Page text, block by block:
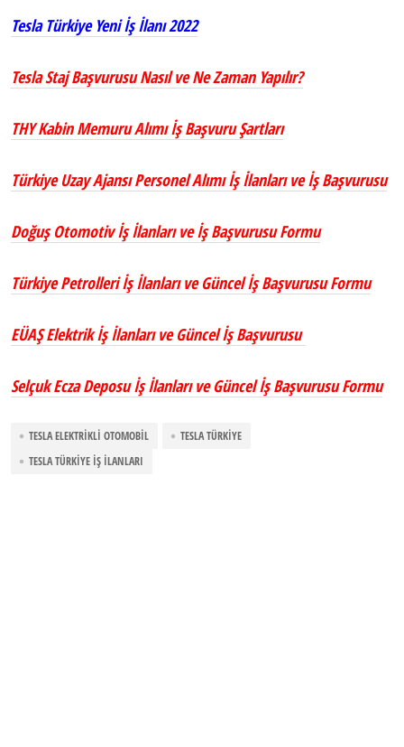
Tesla Türkiye Yeni İş İlanı 2022
Tesla Staj Başvurusu Nasıl ve Ne Zaman Yapılır?
THY Kabin Memuru Alımı İş Başvuru Şartları
Türkiye Uzay Ajansı Personel Alımı İş İlanları ve İş Başvurusu
Doğuş Otomotiv İş İlanları ve İş Başvurusu Formu
Türkiye Petrolleri İş İlanları ve Güncel İş Başvurusu Formu
EÜAŞ Elektrik İş İlanları ve Güncel İş Başvurusu
Selçuk Ecza Deposu İş İlanları ve Güncel İş Başvurusu Formu
TESLA ELEKTRIKLI OTOMOBIL
TESLA TÜRKIYE
TESLA TÜRKIYE İŞ İLANLARI